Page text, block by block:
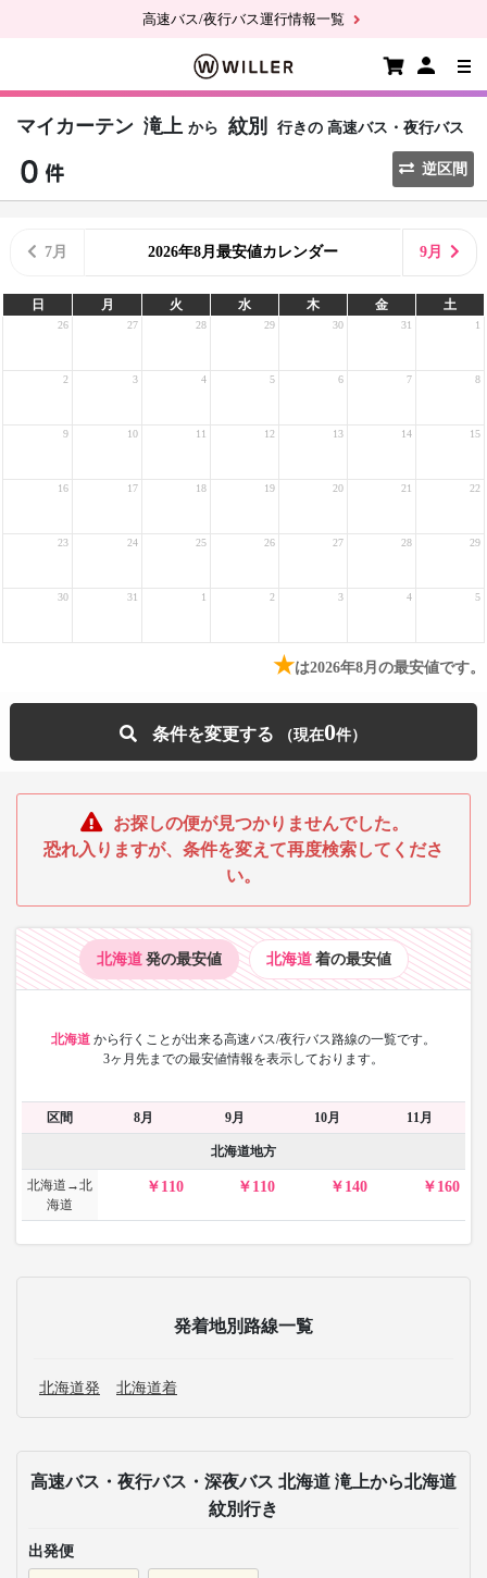
高速バス/夜行バス運行情報一覧
マイカーテン 滝上 から 紋別 行きの 高速バス・夜行バス
逆区間
7月 2026年8月最安値カレンダー 9月
日 月 火 水 木 金 土
26 27 28 29 30 31 1
2 3 4 5 6 7 8
9 10 11 12 13 14 15
16 17 18 19 20 21 22
23 24 25 26 27 28 29
30 31 1 2 3 4 5
★は2026年8月の最安値です。
条件を変更する 0
お探しの便が見つかりませんでした。
恐れ入りますが、条件を変えて再度検索してくださ
い。
北海道 発の最安値 北海道 着の最安値
北海道 から行くことが出来る高速バス/夜行バス路線の一覧です。
3ヶ月先までの最安値情報を表示しております。
区間 8月 9月 10月 11月
北海道地方
北海道→北
海道
110 110 140 160
発着地別路線一覧
北海道発 北海道着
高速バス・夜行バス・深夜バス 北海道 滝上から北海道
紋別行き
出発便